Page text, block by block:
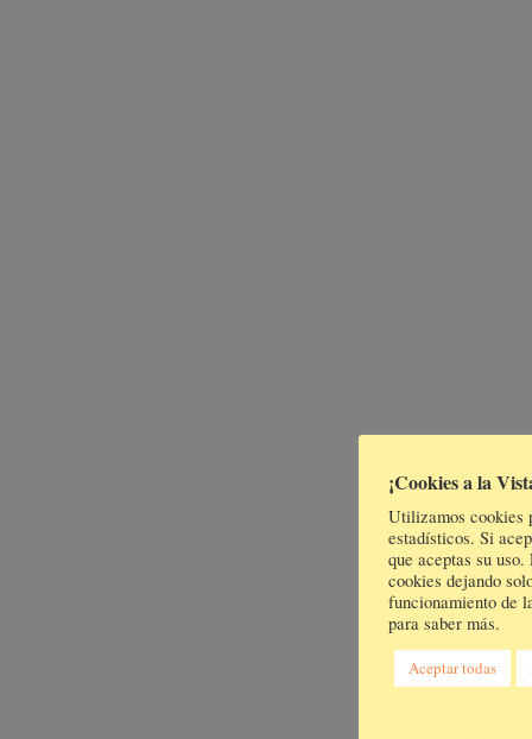
¡Cookies a la
Utilizamos cookies
estadísticos. Si
que aceptas su
cookies dejando
funcionamiento de
para saber más.
Aceptar todas